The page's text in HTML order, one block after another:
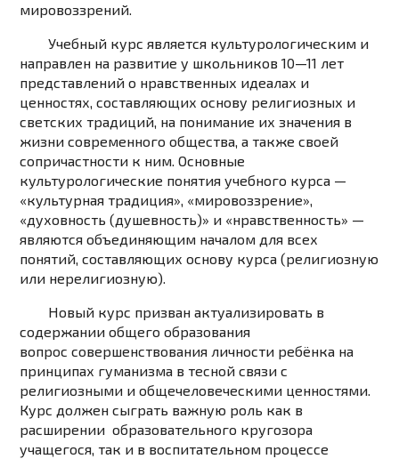
мировоззрений.
Учебный курс является культурологическим и
направлен на развитие у школьников 10—11 лет
представлений о нравственных идеалах и
ценностях, составляющих основу религиозных и
светских традиций, на понимание их значения в
жизни современного общества, а также своей
сопричастности к ним. Основные
культурологические понятия учебного курса —
«культурная традиция», «мировоззрение»,
«духовность (душевность)» и «нравственность» —
являются объединяющим началом для всех
понятий, составляющих основу курса (религиозную
или нерелигиозную).
Новый курс призван актуализировать в
содержании общего образования
вопрос совершенствования личности ребёнка на
принципах гуманизма в тесной связи с
религиозными и общечеловеческими ценностями.
Курс должен сыграть важную роль как в
расширении образовательного кругозора
учащегося, так и в воспитательном процессе